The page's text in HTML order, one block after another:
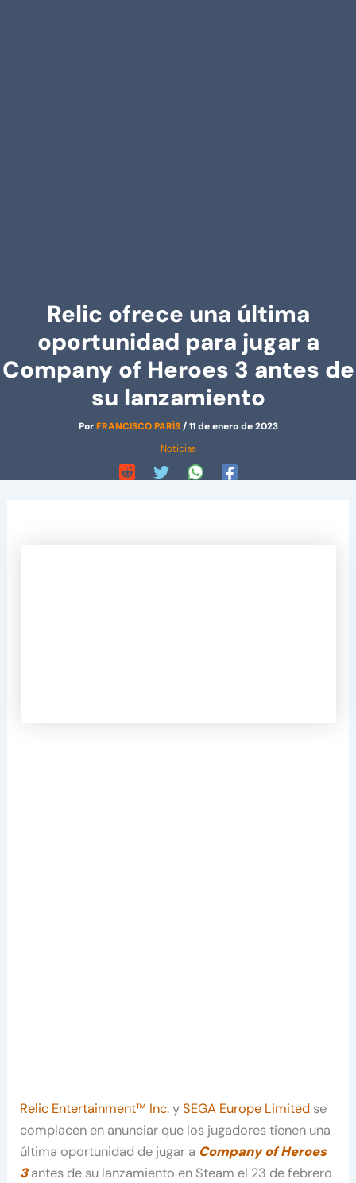
Relic ofrece una última
oportunidad para jugar a
Company of Heroes 3 antes de
su lanzamiento
PorFRANCISCO PARÍS/11 de enero de 2023
Noticias
Relic Entertainment™ Inc.ySEGA Europe Limited se
complacen en anunciar que los jugadores tienen una
última oportunidad de jugar a Company of Heroes
3antes de su lanzamiento en Steam el 23 de febrero